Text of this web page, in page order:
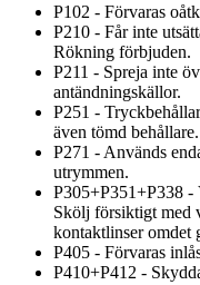
P102 - Förvaras
P210 - Får inte
Rökning förbjuden.
P211 - Spreja inte
antändningskällor.
P251 -
även tömd behållare.
P271 - Används
utrymmen.
P305+P351+P338
Skölj försiktigt med
kontaktlinser omdet
P405 - Förvaras
P410+P412 -